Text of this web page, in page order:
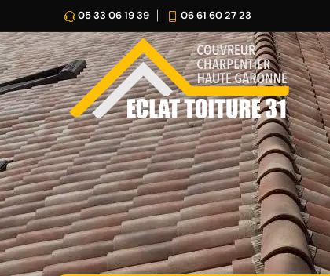
05 33 06 19 39 06 61 60 27 23